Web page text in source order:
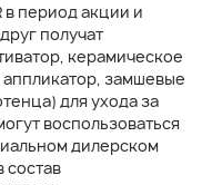
в период акции и
получат
керамическое
замшевые
для ухода за
воспользоваться
дилерском
состав